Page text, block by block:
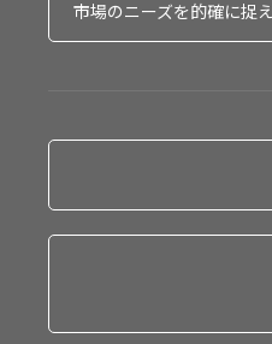
市場のニーズを的確に捉